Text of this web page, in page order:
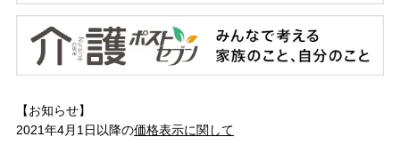
【お知らせ】
2021年4月1日以降の価格表示に関して